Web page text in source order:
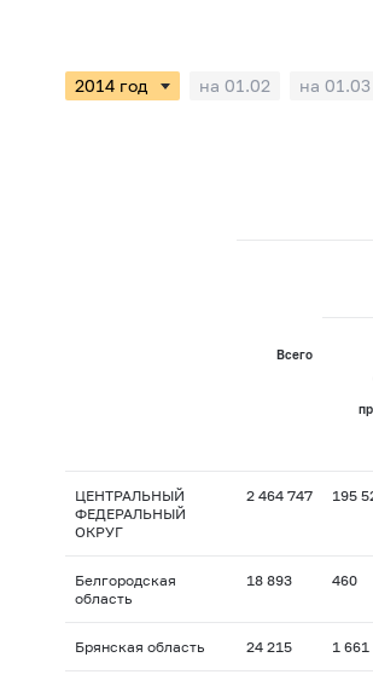
на 01.02 на 01.03
Всего
ЦЕНТРАЛЬНЫЙ
ФЕДЕРАЛЬНЫЙ
ОКРУГ
2 464 747 195
Белгородская
область
18 893 460
Брянская область 24 215 1 661